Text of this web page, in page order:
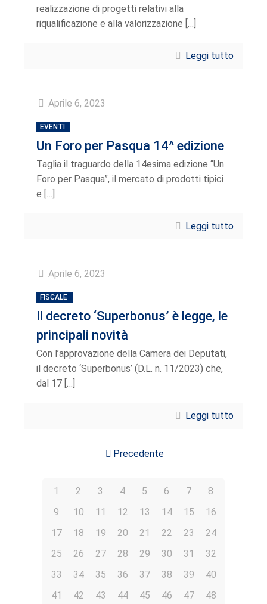
realizzazione di progetti relativi alla
riqualificazione e alla valorizzazione […]
Leggi tutto
Aprile 6, 2023
EVENTI
Un Foro per Pasqua 14^ edizione
Taglia il traguardo della 14esima edizione “Un
Foro per Pasqua”, il mercato di prodotti tipici
e […]
Leggi tutto
Aprile 6, 2023
FISCALE
Il decreto ‘Superbonus’ è legge, le
principali novità
Con l’approvazione della Camera dei Deputati,
il decreto ‘Superbonus’ (D.L. n. 11/2023) che,
dal 17[…]
Leggi tutto
Precedente
1 2 3 4 5 6 7
8
9
10 11 12 13 14 15
16
17
18 19 20 21 22 23
24
25
26 27 28 29 30 31
32
33
34 35 36 37 38 39
40
41
42 43 44 45 46 47 48